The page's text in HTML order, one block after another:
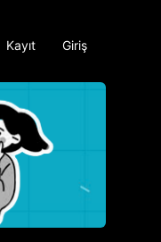
Kayıt Giriş